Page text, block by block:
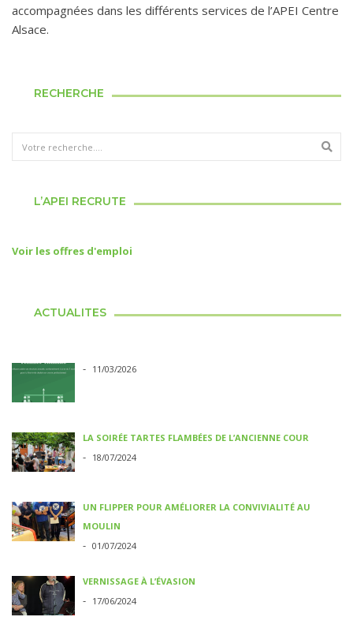
accompagnées dans les différents services de l’APEI Centre
Alsace.
RECHERCHE
L’APEI RECRUTE
Voir les offres d'emploi
ACTUALITES
- 11/03/2026
LA SOIRÉE TARTES FLAMBÉES DE L’ANCIENNE COUR
- 18/07/2024
UN FLIPPER POUR AMÉLIORER LA CONVIVIALITÉ AU
MOULIN
- 01/07/2024
VERNISSAGE À L’ÉVASION
- 17/06/2024